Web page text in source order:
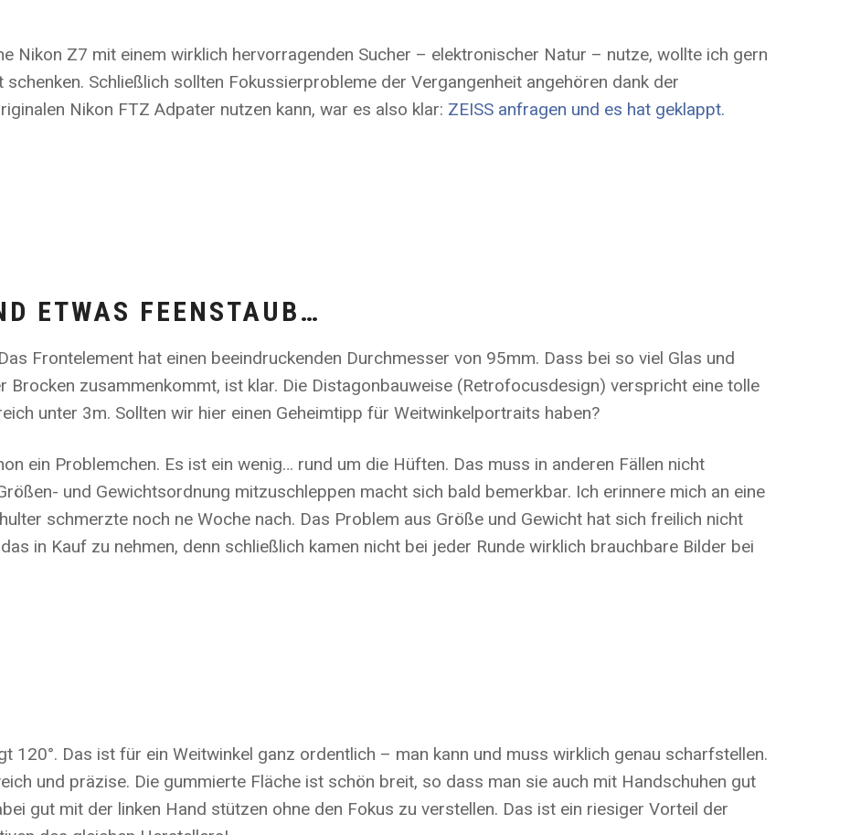
Nikon Z7 mit einem wirklich hervorragenden Sucher – elektronischer Natur – nutze, wollte ich gern
Schließlich sollten Fokussierprobleme der Vergangenheit angehören dank der
Nikon FTZ Adpater nutzen kann, war es also klar: ZEISS anfragen und es hat geklappt.
ETWAS FEENSTAUB…
Frontelement hat einen beeindruckenden Durchmesser von 95mm. Dass bei so viel Glas und
Brocken zusammenkommt, ist klar. Die Distagonbauweise (Retrofocusdesign) verspricht eine tolle
unter 3m. Sollten wir hier einen Geheimtipp für Weitwinkelportraits haben?
ein Problemchen. Es ist ein wenig… rund um die Hüften. Das muss in anderen Fällen nicht
und Gewichtsordnung mitzuschleppen macht sich bald bemerkbar. Ich erinnere mich an eine
schmerzte noch ne Woche nach. Das Problem aus Größe und Gewicht hat sich freilich nicht
in Kauf zu nehmen, denn schließlich kamen nicht bei jeder Runde wirklich brauchbare Bilder bei
120°. Das ist für ein Weitwinkel ganz ordentlich – man kann und muss wirklich genau scharfstellen.
und präzise. Die gummierte Fläche ist schön breit, so dass man sie auch mit Handschuhen gut
gut mit der linken Hand stützen ohne den Fokus zu verstellen. Das ist ein riesiger Vorteil der